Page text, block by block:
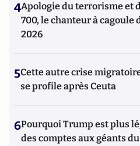
4Apologie du terrorisme et
700, le chanteur à cagoule
2026
5Cette autre crise
se profile après Ceuta
6Pourquoi Trump est plus
des comptes aux géants